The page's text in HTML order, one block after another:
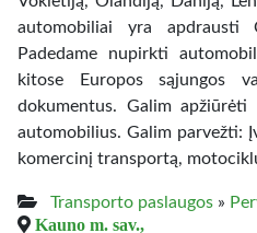
automobiliai yra apdrausti
Padedame nupirkti
kitose Europos sąjungos
dokumentus. Galim
automobilius. Galim parvežti:
komercinį transportą,
Transporto paslaugos »
Kauno m. sav.,